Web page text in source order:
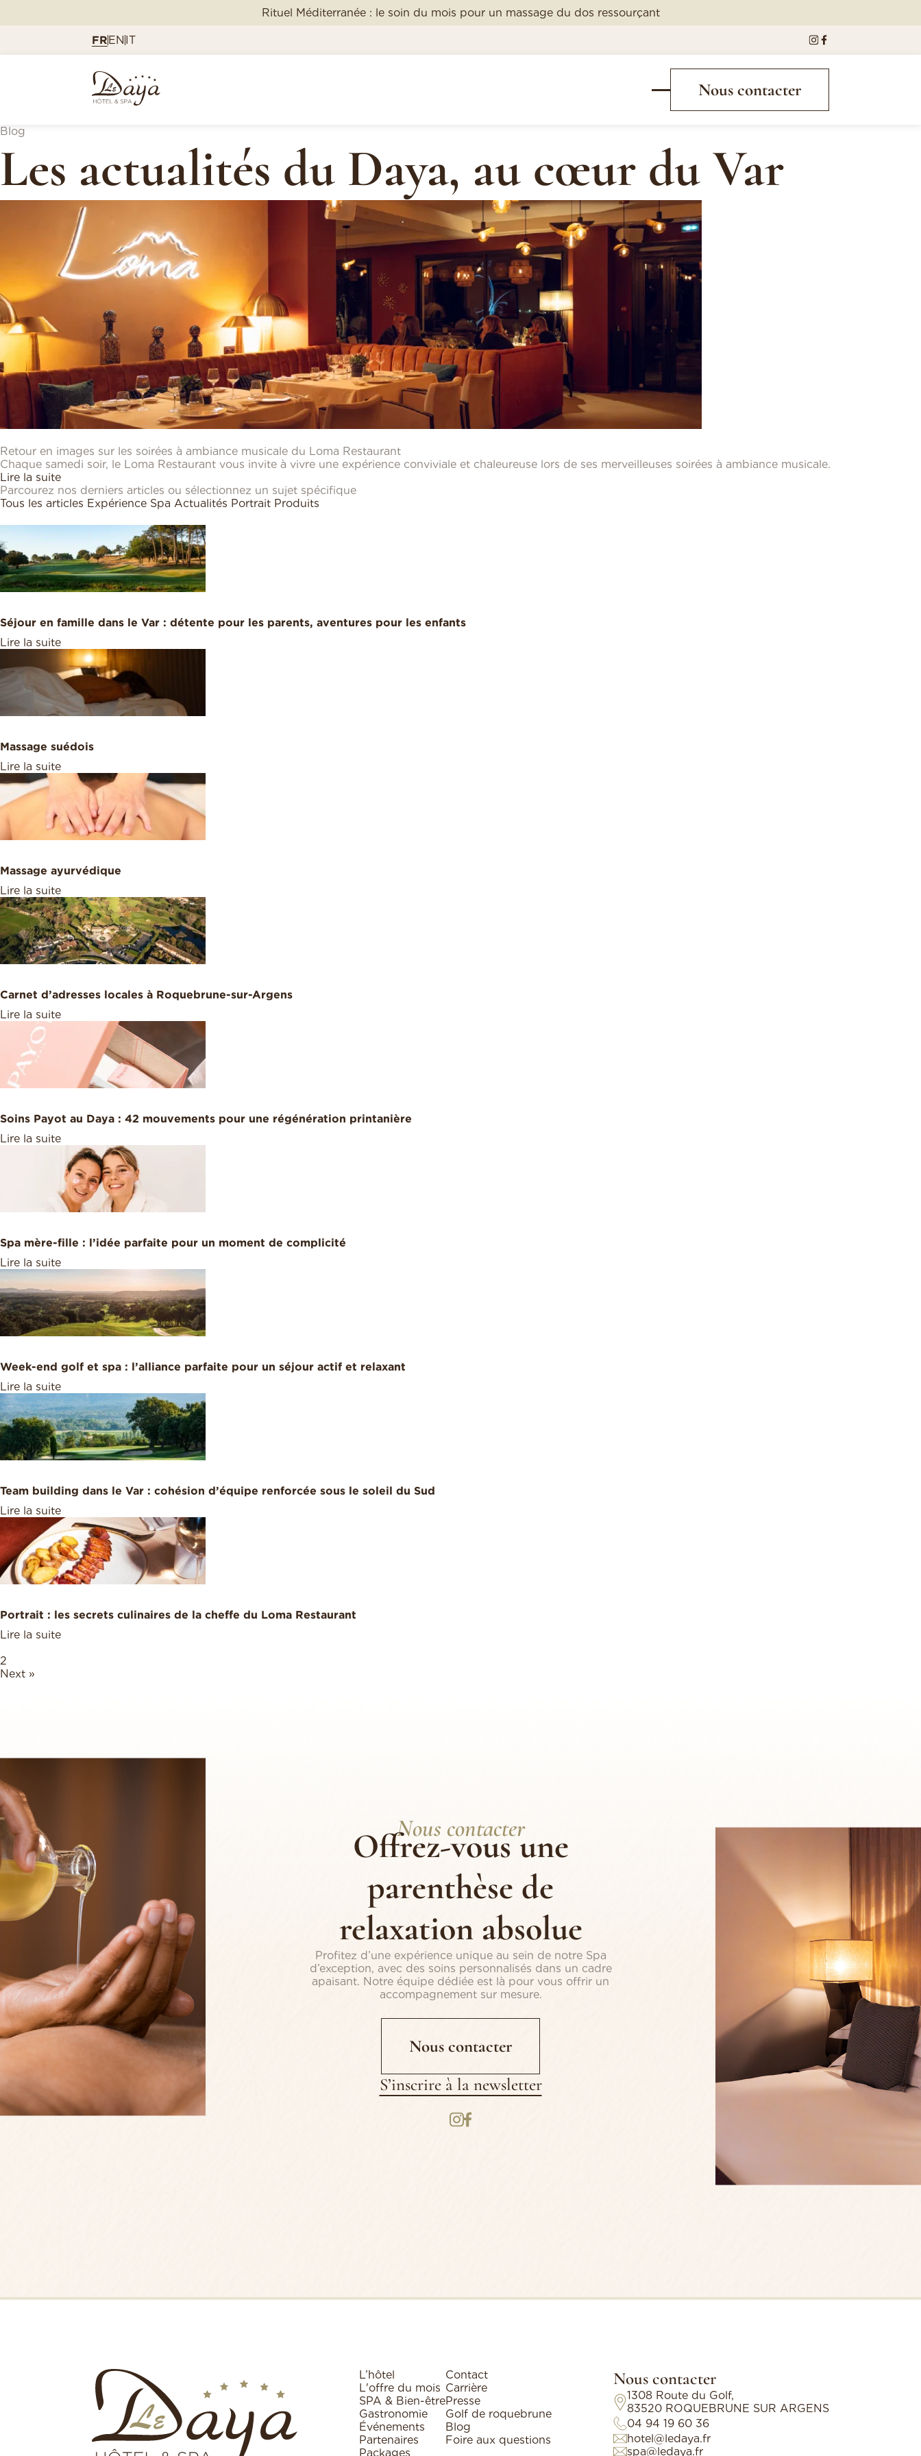
Rituel Méditerranée : le soin du mois pour un massage du dos ressourçant
FREN IT
Nous contacter
Blog
Les actualités du Daya, au cœur du Var
Retour en images sur les soirées à ambiance musicale du Loma Restaurant
Chaque samedi soir, le Loma Restaurant vous invite à vivre une expérience conviviale et chaleureuse lors de ses merveilleuses soirées à ambiance musicale.
Lire la suite
Parcourez nos derniers articles ou sélectionnez un sujet spécifique
Tous les articles Expérience Spa Actualités Portrait Produits
Séjour en famille dans le Var : détente pour les parents, aventures pour les enfants
Lire la suite
Massage suédois
Lire la suite
Massage ayurvédique
Lire la suite
Carnet d’adresses locales à Roquebrune-sur-Argens
Lire la suite
Soins Payot au Daya : 42 mouvements pour une régénération printanière
Lire la suite
Spa mère-fille : l’idée parfaite pour un moment de complicité
Lire la suite
Week-end golf et spa : l’alliance parfaite pour un séjour actif et relaxant
Lire la suite
Team building dans le Var : cohésion d’équipe renforcée sous le soleil du Sud
Lire la suite
Portrait : les secrets culinaires de la cheffe du Loma Restaurant
Lire la suite
2
Next »
Nous contacter
Offrez-vous une
parenthèse de
relaxation absolue
Profitez d’une expérience unique au sein de notre Spa
d’exception, avec des soins personnalisés dans un cadre
apaisant. Notre équipe dédiée est là pour vous offrir un
accompagnement sur mesure.
Nous contacter
S’inscrire à la newsletter
L’hôtel
L'offre du mois
SPA & Bien-être
Gastronomie
Événements
Partenaires
Packages
Contact
Carrière
Presse
Golf de roquebrune
Blog
Foire aux questions
Nous contacter
1308 Route du Golf,
83520 ROQUEBRUNE SUR ARGENS
04 94 19 60 36
hotel@ledaya.fr
spa@ledaya.fr